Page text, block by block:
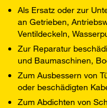
Als Ersatz oder zur
an Getrieben,
Ventildeckeln,
Zur Reparatur
und Baumaschinen,
Zum Ausbessern von
oder beschädigten
Zum Abdichten von